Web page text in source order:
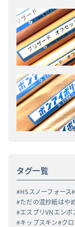
タグ一覧
HSスノーフォース
ただの混抄紙はや
エスプリVNエンボ
キップスキン ク